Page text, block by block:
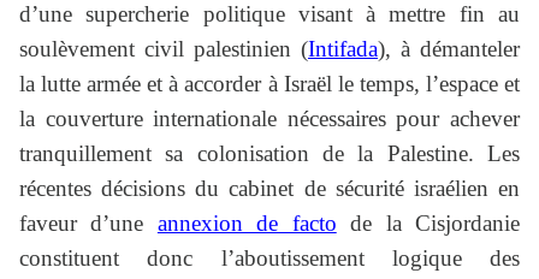
d’une supercherie politique visant à mettre fin au
soulèvement civil palestinien (Intifada), à démanteler
la lutte armée et à accorder à Israël le temps, l’espace et
la couverture internationale nécessaires pour achever
tranquillement sa colonisation de la Palestine. Les
récentes décisions du cabinet de sécurité israélien en
faveur d’une annexion de facto de la Cisjordanie
constituent donc l’aboutissement logique des